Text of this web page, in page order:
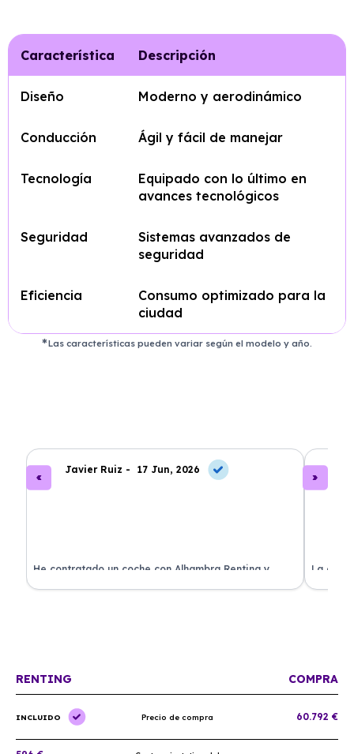
Característica Descripción
Diseño Moderno y aerodinámico
Conducción Ágil y fácil de manejar
Tecnología
Equipado con lo último en
avances tecnológicos
Seguridad
Sistemas avanzados de
seguridad
Eficiencia
Consumo optimizado para la
ciudad
Las características pueden variar según el modelo y año.
Javier Ruiz - 17 Jun, 2026
He contratado un coche con Alhambra Renting y
estoy impresionado. Todo ha sido transparente y sin
La
RENTING COMPRA
INCLUIDO Precio de compra 60.792 €